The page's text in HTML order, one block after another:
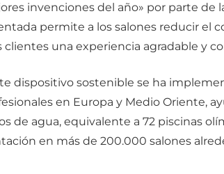
invenciones del año» por parte de
permite a los salones reducir el
clientes una experiencia agradable y
dispositivo sostenible se ha
en Europa y Medio Oriente,
de agua, equivalente a 72 piscinas
en más de 200.000 salones